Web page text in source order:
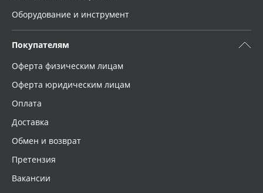
Оборудование и инструмент
Покупателям
Оферта физическим лицам
Оферта юридическим лицам
Оплата
Доставка
Обмен и возврат
Претензия
Вакансии